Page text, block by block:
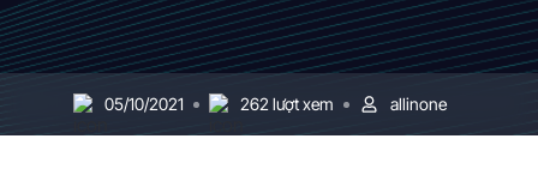
05/10/2021 262 lượt xem allinone